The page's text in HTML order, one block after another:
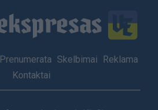
Prenumerata Skelbimai
Reklama
Kontaktai